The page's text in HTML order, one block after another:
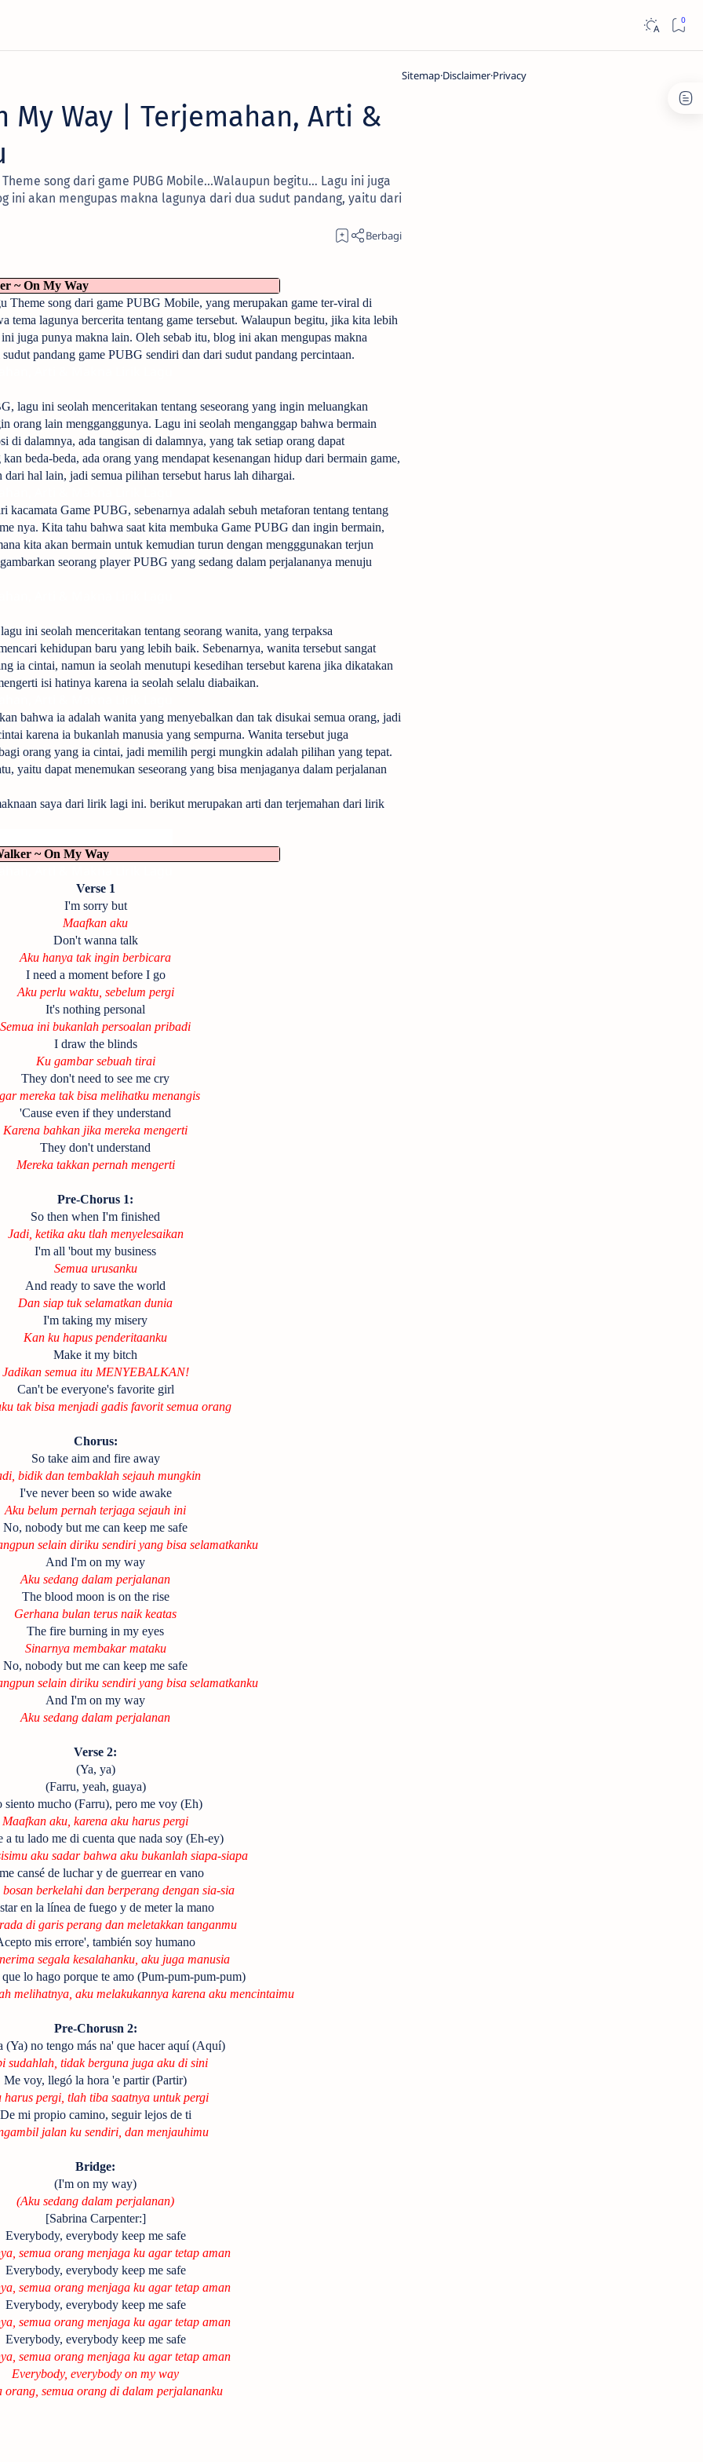
My Way | Terjemahan, Arti &
song dari game PUBG Mobile...Walaupun begitu… Lagu ini juga
ini akan mengupas makna lagunya dari dua sudut pandang, yaitu dari
~ On My Way
Theme song dari game PUBG Mobile, yang merupakan game ter-viral di
tema lagunya bercerita tentang game tersebut. Walaupun begitu, jika kita lebih
juga punya makna lain. Oleh sebab itu, blog ini akan mengupas makna
pandang game PUBG sendiri dan dari sudut pandang percintaan.
lagu ini seolah menceritakan tentang seseorang yang ingin meluangkan
orang lain mengganggunya. Lagu ini seolah menganggap bahwa bermain
di dalamnya, ada tangisan di dalamnya, yang tak setiap orang dapat
beda-beda, ada orang yang mendapat kesenangan hidup dari bermain game,
dari hal lain, jadi semua pilihan tersebut harus lah dihargai.
kacamata Game PUBG, sebenarnya adalah sebuh metaforan tentang tentang
nya. Kita tahu bahwa saat kita membuka Game PUBG dan ingin bermain,
kita akan bermain untuk kemudian turun dengan mengggunakan terjun
seorang player PUBG yang sedang dalam perjalananya menuju
ini seolah menceritakan tentang seorang wanita, yang terpaksa
kehidupan baru yang lebih baik. Sebenarnya, wanita tersebut sangat
ia cintai, namun ia seolah menutupi kesedihan tersebut karena jika dikatakan
isi hatinya karena ia seolah selalu diabaikan.
bahwa ia adalah wanita yang menyebalkan dan tak disukai semua orang, jadi
karena ia bukanlah manusia yang sempurna. Wanita tersebut juga
orang yang ia cintai, jadi memilih pergi mungkin adalah pilihan yang tepat.
yaitu dapat menemukan seseorang yang bisa menjaganya dalam perjalanan
saya dari lirik lagi ini. berikut merupakan arti dan terjemahan dari lirik
~ On My Way
Verse 1
I'm sorry but
Maafkan aku
Don't wanna talk
Aku hanya tak ingin berbicara
I need a moment before I go
Aku perlu waktu, sebelum pergi
It's nothing personal
Semua ini bukanlah persoalan pribadi
I draw the blinds
Ku gambar sebuah tirai
They don't need to see me cry
mereka tak bisa melihatku menangis
'Cause even if they understand
Karena bahkan jika mereka mengerti
They don't understand
Mereka takkan pernah mengerti
Pre-Chorus 1:
So then when I'm finished
Jadi, ketika aku tlah menyelesaikan
I'm all 'bout my business
Semua urusanku
And ready to save the world
Dan siap tuk selamatkan dunia
I'm taking my misery
Kan ku hapus penderitaanku
Make it my bitch
Jadikan semua itu MENYEBALKAN!
Can't be everyone's favorite girl
tak bisa menjadi gadis favorit semua orang
Chorus:
So take aim and fire away
bidik dan tembaklah sejauh mungkin
I've never been so wide awake
Aku belum pernah terjaga sejauh ini
No, nobody but me can keep me safe
selain diriku sendiri yang bisa selamatkanku
And I'm on my way
Aku sedang dalam perjalanan
The blood moon is on the rise
Gerhana bulan terus naik keatas
The fire burning in my eyes
Sinarnya membakar mataku
No, nobody but me can keep me safe
selain diriku sendiri yang bisa selamatkanku
And I'm on my way
Aku sedang dalam perjalanan
Verse 2:
(Ya, ya)
(Farru, yeah, guaya)
siento mucho (Farru), pero me voy (Eh)
Maafkan aku, karena aku harus pergi
a tu lado me di cuenta que nada soy (Eh-ey)
aku sadar bahwa aku bukanlah siapa-siapa
cansé de luchar y de guerrear en vano
berkelahi dan berperang dengan sia-sia
en la línea de fuego y de meter la mano
di garis perang dan meletakkan tanganmu
mis errore', también soy humano
segala kesalahanku, aku juga manusia
lo hago porque te amo (Pum-pum-pum-pum)
melihatnya, aku melakukannya karena aku mencintaimu
Pre-Chorusn 2:
(Ya) no tengo más na' que hacer aquí (Aquí)
sudahlah, tidak berguna juga aku di sini
Me voy, llegó la hora 'e partir (Partir)
harus pergi, tlah tiba saatnya untuk pergi
De mi propio camino, seguir lejos de ti
jalan ku sendiri, dan menjauhimu
Bridge:
(I'm on my way)
(Aku sedang dalam perjalanan)
[Sabrina Carpenter:]
Everybody, everybody keep me safe
semua orang menjaga ku agar tetap aman
Everybody, everybody keep me safe
semua orang menjaga ku agar tetap aman
Everybody, everybody keep me safe
semua orang menjaga ku agar tetap aman
Everybody, everybody keep me safe
semua orang menjaga ku agar tetap aman
Everybody, everybody on my way
orang, semua orang di dalam perjalananku
SitemapDisclaimerPrivacy